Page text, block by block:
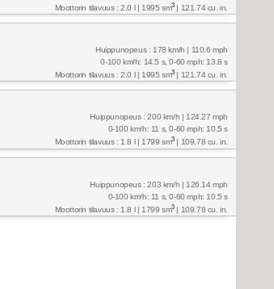
Moottorin tilavuus : 2.0 l | 1995 sm3| 121.74 cu. in.
Huippunopeus : 178 km/h | 110.6 mph
0-100 km/h: 14.5 s, 0-60 mph: 13.8 s
Moottorin tilavuus : 2.0 l | 1995 sm3| 121.74 cu. in.
Huippunopeus : 200 km/h | 124.27 mph
0-100 km/h: 11 s, 0-60 mph: 10.5 s
Moottorin tilavuus : 1.8 l | 1799 sm3| 109.78 cu. in.
Huippunopeus : 203 km/h | 126.14 mph
0-100 km/h: 11 s, 0-60 mph: 10.5 s
Moottorin tilavuus : 1.8 l | 1799 sm3| 109.78 cu. in.